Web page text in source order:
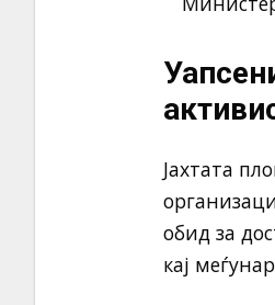
Јахтата
обид за
кај